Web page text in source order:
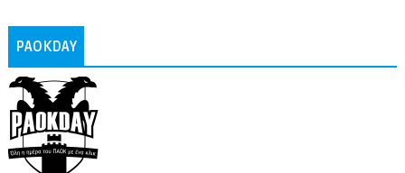
PAOKDAY